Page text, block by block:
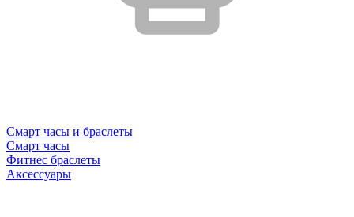
Смарт часы и браслеты
Смарт часы
Фитнес браслеты
Аксессуары